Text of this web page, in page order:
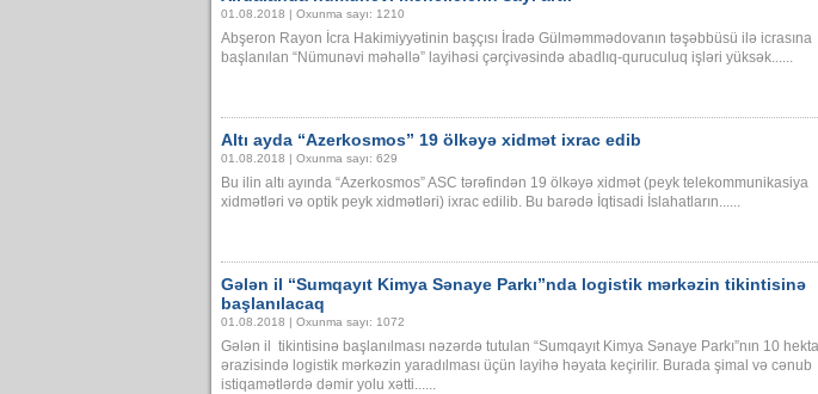
01.08.2018 | Oxunma sayı: 1210
Abşeron Rayon İcra Hakimiyyətinin başçısı İradə Gülməmmədovanın təşəbbüsü ilə icrasına
başlanılan “Nümunəvi məhəllə” layihəsi çərçivəsində abadlıq-quruculuq işləri yüksək......
Altı ayda “Azerkosmos” 19 ölkəyə xidmət ixrac edib
01.08.2018 | Oxunma sayı: 629
Bu ilin altı ayında “Azerkosmos” ASC tərəfindən 19 ölkəyə xidmət (peyk telekommunikasiya
xidmətləri və optik peyk xidmətləri) ixrac edilib. Bu barədə İqtisadi İslahatların......
Gələn il “Sumqayıt Kimya Sənaye Parkı”nda logistik mərkəzin tikintisinə
başlanılacaq
01.08.2018 | Oxunma sayı: 1072
Gələn il tikintisinə başlanılması nəzərdə tutulan “Sumqayıt Kimya Sənaye Parkı”nın 10
ərazisində logistik mərkəzin yaradılması üçün layihə həyata keçirilir. Burada şimal və cənub
istiqamətlərdə dəmir yolu xətti......